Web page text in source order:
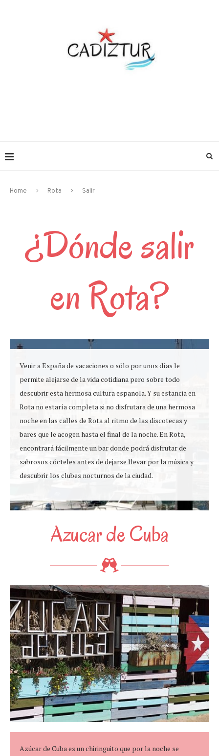
Home Rota Salir
¿Dónde salir
en Rota?
Venir a España de vacaciones o sólo por unos días le
permite alejarse de la vida cotidiana pero sobre todo
descubrir esta hermosa cultura española. Y su estancia en
Rota no estaría completa si no disfrutara de una hermosa
noche en las calles de Rota al ritmo de las discotecas y
bares que le acogen hasta el final de la noche. En Rota,
encontrará fácilmente un bar donde podrá disfrutar de
sabrosos cócteles antes de dejarse llevar por la música y
descubrir los clubes nocturnos de la ciudad.
Azucar de Cuba
Azúcar de Cuba es un chiringuito que por la noche se